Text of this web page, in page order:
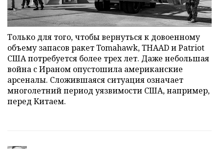
Только для того, чтобы вернуться к довоенному
объему запасов ракет Tomahawk, THAAD и Patriot
США потребуется более трех лет. Даже небольшая
война с Ираном опустошила американские
арсеналы. Сложившаяся ситуация означает
многолетний период уязвимости США, например,
перед Китаем.